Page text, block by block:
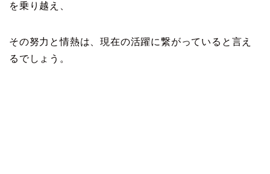
を乗り越え、
その努力と情熱は、現在の活躍に繋がっていると言え
るでしょう。